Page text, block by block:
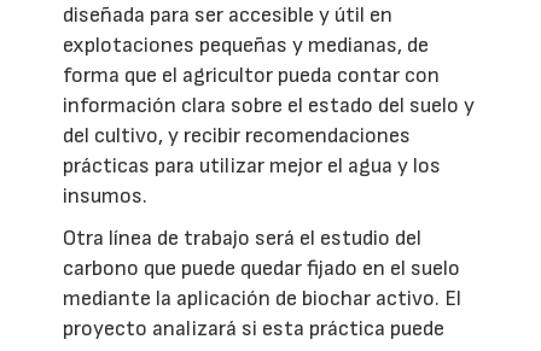
diseñada para ser accesible y útil en
explotaciones pequeñas y medianas, de
forma que el agricultor pueda contar con
información clara sobre el estado del suelo y
del cultivo, y recibir recomendaciones
prácticas para utilizar mejor el agua y los
insumos.
Otra línea de trabajo será el estudio del
carbono que puede quedar fijado en el suelo
mediante la aplicación de biochar activo. El
proyecto analizará si esta práctica puede